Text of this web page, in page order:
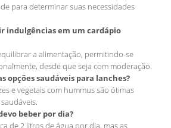
para determinar suas necessidades
indulgências em um cardápio
a alimentação, permitindo-se
desde que seja com moderação.
opções saudáveis para lanches?
e vegetais com hummus são ótimas
beber por dia?
de 2 litros de água por dia, mas as